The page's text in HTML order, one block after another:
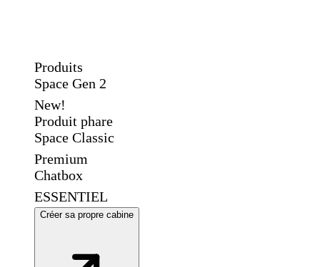
Produits
Space Gen 2
New!
Produit phare
Space Classic
Premium
Chatbox
ESSENTIEL
Créer sa propre cabine